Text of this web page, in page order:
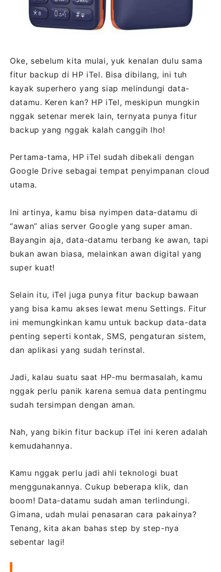
Oke, sebelum kita mulai, yuk kenalan dulu sama
fitur backup di HP iTel. Bisa dibilang, ini tuh
kayak superhero yang siap melindungi data-
datamu. Keren kan? HP iTel, meskipun mungkin
nggak setenar merek lain, ternyata punya fitur
backup yang nggak kalah canggih lho!
Pertama-tama, HP iTel sudah dibekali dengan
Google Drive sebagai tempat penyimpanan cloud
utama.
Ini artinya, kamu bisa nyimpen data-datamu di
“awan” alias server Google yang super aman.
Bayangin aja, data-datamu terbang ke awan, tapi
bukan awan biasa, melainkan awan digital yang
super kuat!
Selain itu, iTel juga punya fitur backup bawaan
yang bisa kamu akses lewat menu Settings. Fitur
ini memungkinkan kamu untuk backup data-data
penting seperti kontak, SMS, pengaturan sistem,
dan aplikasi yang sudah terinstal.
Jadi, kalau suatu saat HP-mu bermasalah, kamu
nggak perlu panik karena semua data pentingmu
sudah tersimpan dengan aman.
Nah, yang bikin fitur backup iTel ini keren adalah
kemudahannya.
Kamu nggak perlu jadi ahli teknologi buat
menggunakannya. Cukup beberapa klik, dan
boom! Data-datamu sudah aman terlindungi.
Gimana, udah mulai penasaran cara pakainya?
Tenang, kita akan bahas step by step-nya
sebentar lagi!